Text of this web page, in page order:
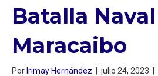
Batalla
Maracaibo⁣
PorIrimay Hernández | julio 24, 2023 |